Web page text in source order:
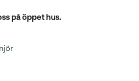
på öppet hus.